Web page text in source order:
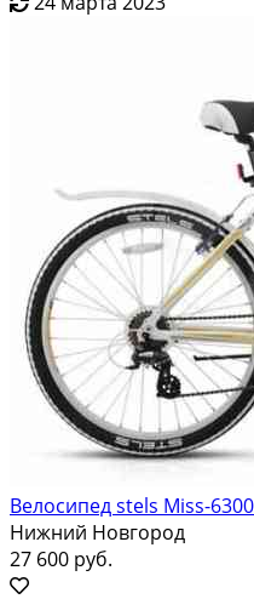
Велосипед stels Miss-
Нижний Новгород
27 600 руб.